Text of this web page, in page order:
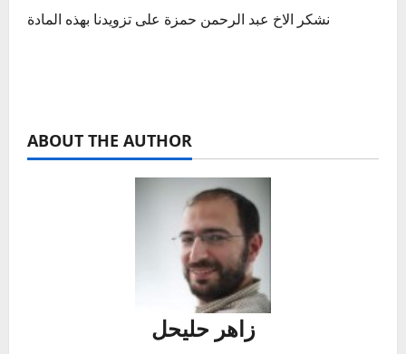
نشكر الاخ عبد الرحمن حمزة على تزويدنا بهذه المادة
ABOUT THE AUTHOR
زاهر حليحل